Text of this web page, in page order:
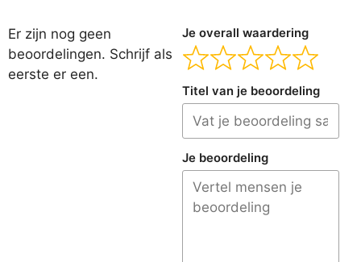
Er zijn nog geen
beoordelingen. Schrijf als
eerste er een.
Je overall waardering
Titel van je beoordeling
Je beoordeling